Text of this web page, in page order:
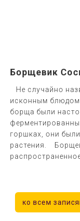
Борщевик
Не случайно
исконным
борща были
горшках, они
растения.
ко всем